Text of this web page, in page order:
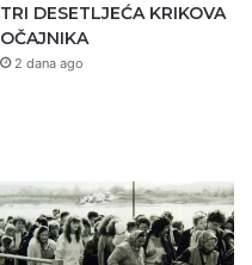
TRI DESETLJEĆA KRIKOVA
OČAJNIKA
2 dana ago